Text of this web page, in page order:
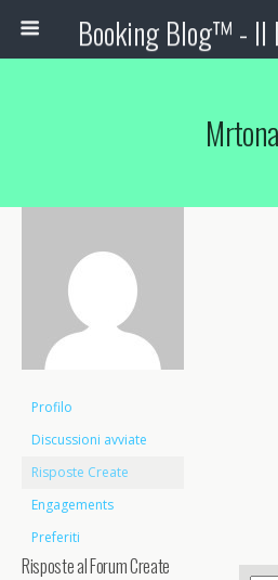
Mrtona
Profilo
Discussioni avviate
Risposte Create
Engagements
Preferiti
Risposte al Forum Create